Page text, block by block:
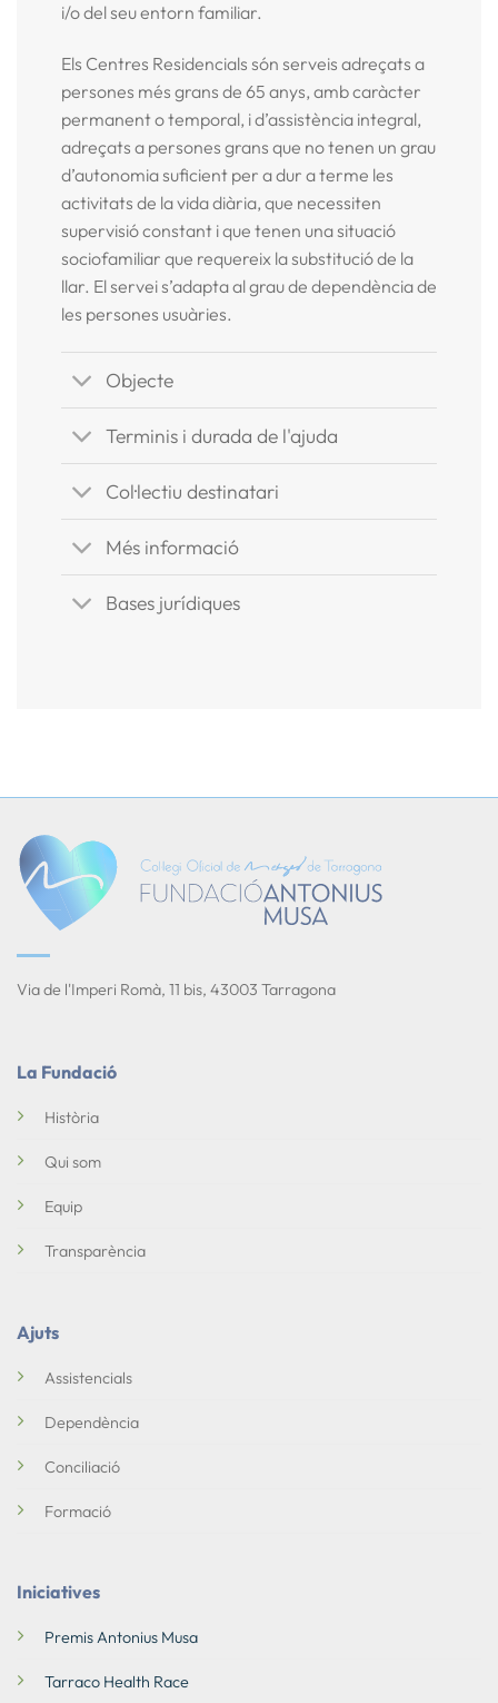
i/o del seu entorn familiar.
Els Centres Residencials són serveis adreçats a
persones més grans de 65 anys, amb caràcter
permanent o temporal, i d’assistència integral,
adreçats a persones grans que no tenen un grau
d’autonomia suficient per a dur a terme les
activitats de la vida diària, que necessiten
supervisió constant i que tenen una situació
sociofamiliar que requereix la substitució de la
llar. El servei s’adapta al grau de dependència de
les persones usuàries.
Objecte
Terminis i durada de l'ajuda
Col·lectiu destinatari
Més informació
Bases jurídiques
Via de l'Imperi Romà, 11 bis, 43003 Tarragona
La Fundació
Història
Qui som
Equip
Transparència
Ajuts
Assistencials
Dependència
Conciliació
Formació
Iniciatives
Premis Antonius Musa
Tarraco Health Race